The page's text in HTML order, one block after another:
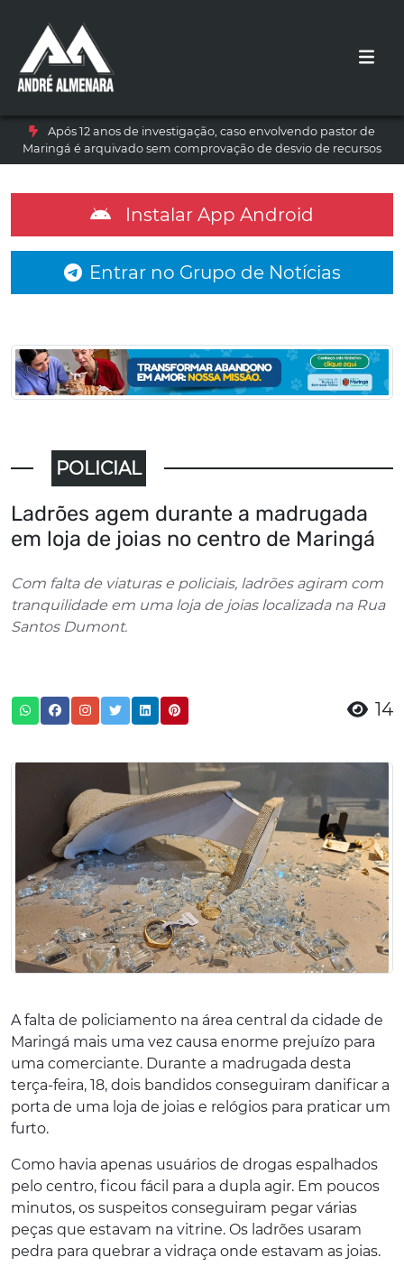
Após 12 anos de investigação, caso envolvendo pastor de
Maringá é arquivado sem comprovação de desvio de recursos
Instalar App Android
Entrar no Grupo de Notícias
POLICIAL
Ladrões agem durante a madrugada
em loja de joias no centro de Maringá
Com falta de viaturas e policiais, ladrões agiram com
tranquilidade em uma loja de joias localizada na Rua
Santos Dumont.
14
A falta de policiamento na área central da cidade de
Maringá mais uma vez causa enorme prejuízo para
uma comerciante. Durante a madrugada desta
terça-feira, 18, dois bandidos conseguiram danificar a
porta de uma loja de joias e relógios para praticar um
furto.
Como havia apenas usuários de drogas espalhados
pelo centro, ficou fácil para a dupla agir. Em poucos
minutos, os suspeitos conseguiram pegar várias
peças que estavam na vitrine. Os ladrões usaram
pedra para quebrar a vidraça onde estavam as joias.